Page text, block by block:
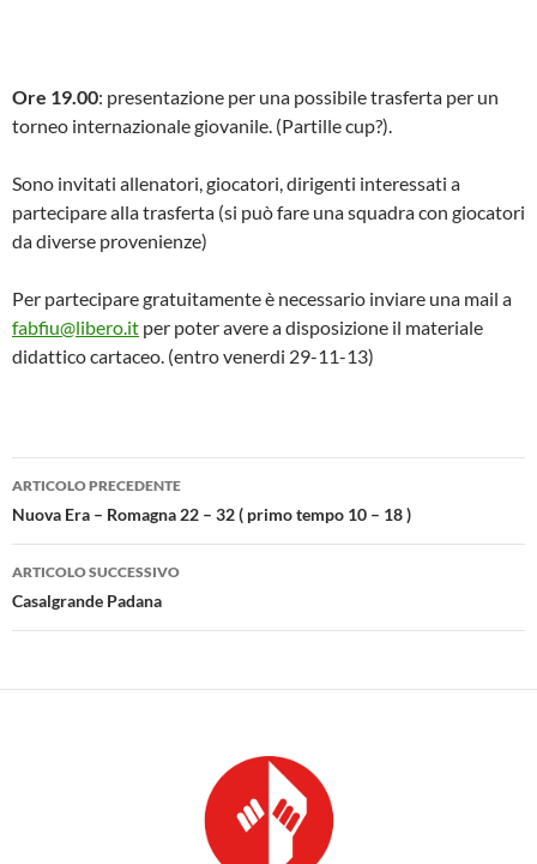
Ore 19.00: presentazione per una possibile trasferta per un
torneo internazionale giovanile. (Partille cup?).
Sono invitati allenatori, giocatori, dirigenti interessati a
partecipare alla trasferta (si può fare una squadra con giocatori
da diverse provenienze)
Per partecipare gratuitamente è necessario inviare una mail a
fabfiu@libero.it per poter avere a disposizione il materiale
didattico cartaceo. (entro venerdi 29-11-13)
Navigazione
articolo
ARTICOLO PRECEDENTE
Nuova Era – Romagna 22 – 32 ( primo tempo 10 – 18 )
ARTICOLO SUCCESSIVO
Casalgrande Padana